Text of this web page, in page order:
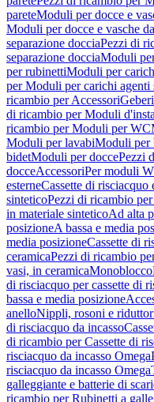
pareteModuli per docce e
Moduli per docce e vasche
separazione docciaPezzi di
separazione docciaModuli
per rubinettiModuli per
per Moduli per carichi agenti
ricambio per Accessori
di ricambio per Moduli
ricambio per Moduli per WC
Moduli per lavabiModuli per
bidetModuli per doccePezzi
docceAccessoriPer moduli
esterneCassette di risciacquo
sinteticoPezzi di ricambio
in materiale sinteticoAd alta
posizioneA bassa e media
media posizioneCassette di
ceramicaPezzi di ricambio
vasi, in ceramicaMonoblocco
di risciacquo per cassette di
bassa e media posizione
anelloNippli, rosoni e
di risciacquo da incasso
di ricambio per Cassette di
risciacquo da incasso Omega
risciacquo da incasso Omega
galleggiante e batterie di
ricambio per Rubinetti a